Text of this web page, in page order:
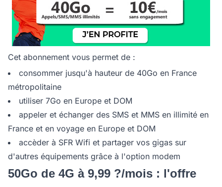
Cet abonnement vous permet de :
consommer jusqu'à hauteur de 40Go en France
métropolitaine
utiliser 7Go en Europe et DOM
appeler et échanger des SMS et MMS en illimité en
France et en voyage en Europe et DOM
accèder à SFR Wifi et partager vos gigas sur
d'autres équipements grâce à l'option modem
50Go de 4G à 9,99 ?/mois : l'offre